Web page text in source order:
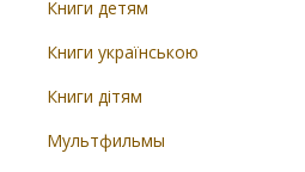
Книги детям
Книги українською
Книги дітям
Мультфильмы